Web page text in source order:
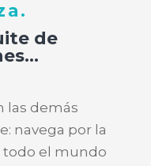
de
las demás
navega por la
todo el mundo